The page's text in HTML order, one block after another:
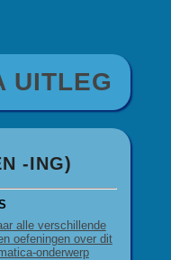
UITLEG
-ING)
alle verschillende
oefeningen over dit
onderwerp